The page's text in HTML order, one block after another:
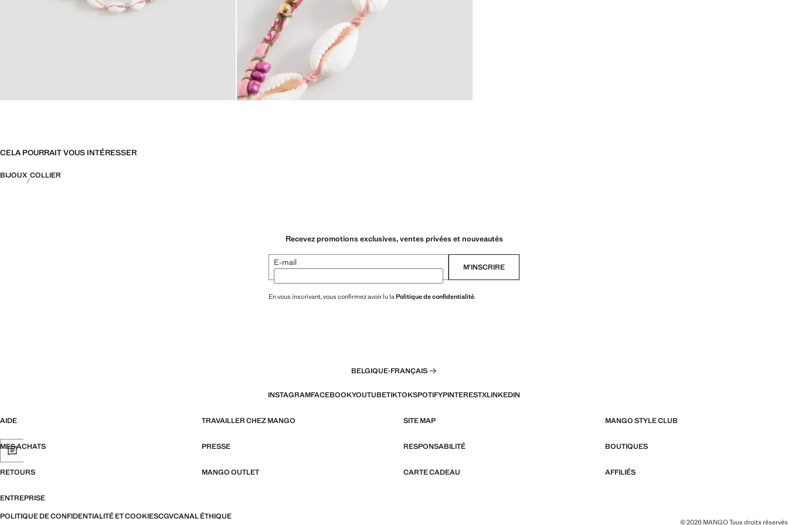
CELA POURRAIT VOUS INTÉRESSER
BIJOUX COLLIER
Recevez promotions exclusives, ventes privées et nouveautés
E-mail M’INSCRIRE
En vous inscrivant, vous confirmez avoir lu la Politique de confidentialité.
BELGIQUE·FRANÇAIS
INSTAGRAMFACEBOOKYOUTUBETIKTOKSPOTIFYPINTERESTXLINKEDIN
AIDE TRAVAILLER CHEZ MANGO SITE MAP MANGO STYLE CLUB
MES ACHATS PRESSE RESPONSABILITÉ BOUTIQUES
RETOURS MANGO OUTLET CARTE CADEAU AFFILIÉS
ENTREPRISE
POLITIQUE DE CONFIDENTIALITÉ ET COOKIESCGVCANAL ÉTHIQUE
© 2026 MANGO Tous droits réservés